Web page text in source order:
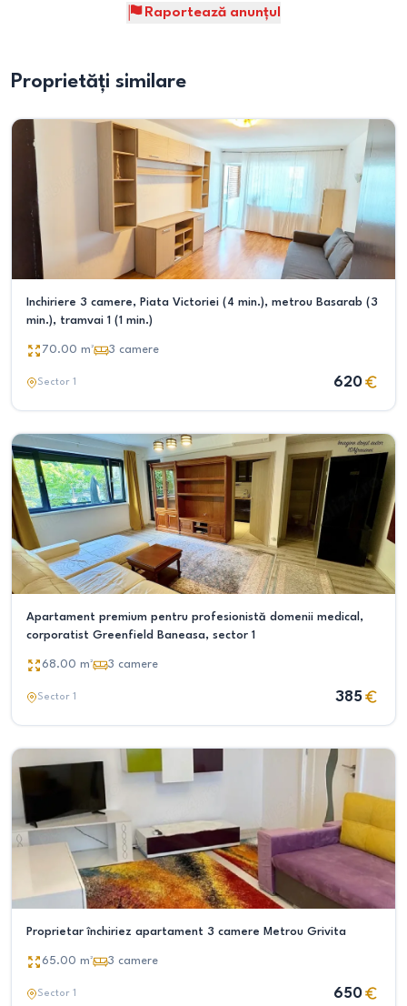
Raportează anunțul
Proprietăți similare
Inchiriere 3 camere, Piata Victoriei (4 min.), metrou Basarab (3
min.), tramvai 1 (1 min.)
70.00 m² 3 camere
Sector 1 620
Apartament premium pentru profesionistă domenii medical,
corporatist Greenfield Baneasa, sector 1
68.00 m² 3 camere
Sector 1 385
Proprietar închiriez apartament 3 camere Metrou Grivita
65.00 m² 3 camere
Sector 1 650